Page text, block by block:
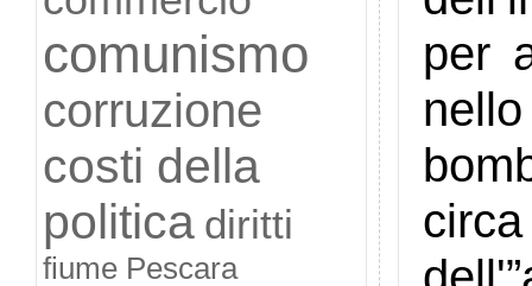
comunismo
corruzione
costi della
politica diritti
fiume Pescara
per